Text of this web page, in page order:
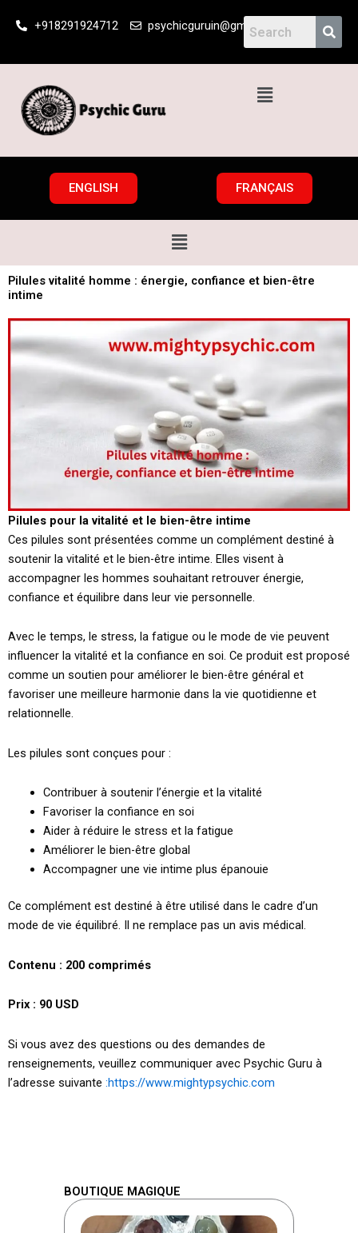
+918291924712 psychicguruin@gmail.com
Menu
ENGLISH FRANÇAIS
Menu
Pilules vitalité homme : énergie, confiance et bien-être
intime
Pilules pour la vitalité et le bien-être intime
Ces pilules sont présentées comme un complément destiné à
soutenir la vitalité et le bien-être intime. Elles visent à
accompagner les hommes souhaitant retrouver énergie,
confiance et équilibre dans leur vie personnelle.
Avec le temps, le stress, la fatigue ou le mode de vie peuvent
influencer la vitalité et la confiance en soi. Ce produit est proposé
comme un soutien pour améliorer le bien-être général et
favoriser une meilleure harmonie dans la vie quotidienne et
relationnelle.
Les pilules sont conçues pour :
Contribuer à soutenir l’énergie et la vitalité
Favoriser la confiance en soi
Aider à réduire le stress et la fatigue
Améliorer le bien-être global
Accompagner une vie intime plus épanouie
Ce complément est destiné à être utilisé dans le cadre d’un
mode de vie équilibré. Il ne remplace pas un avis médical.
Contenu : 200 comprimés
Prix : 90 USD
Si vous avez des questions ou des demandes de
renseignements, veuillez communiquer avec Psychic Guru à
l’adresse suivante :https://www.mightypsychic.com
BOUTIQUE MAGIQUE